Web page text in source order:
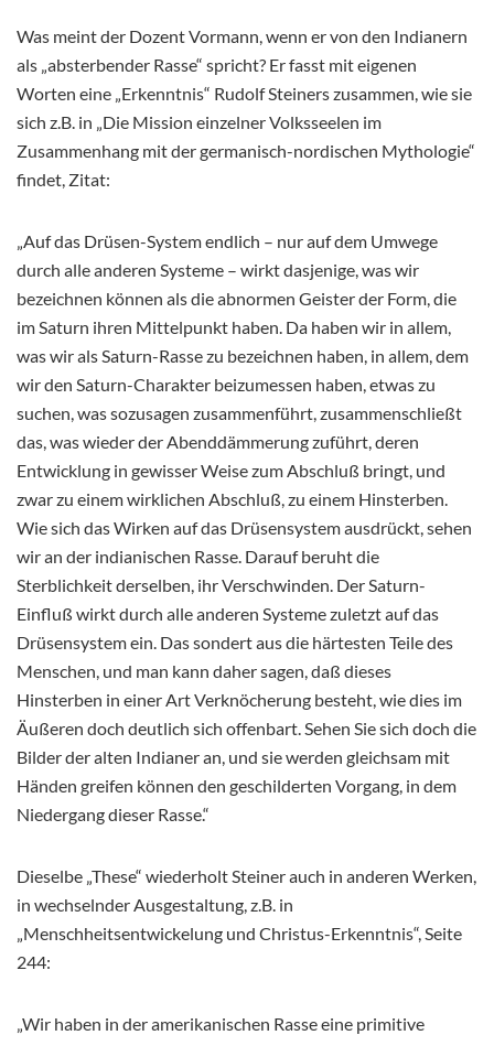
Was meint der Dozent Vormann, wenn er von den Indianern
als „absterbender Rasse“ spricht? Er fasst mit eigenen
Worten eine „Erkenntnis“ Rudolf Steiners zusammen, wie sie
sich z.B. in „Die Mission einzelner Volksseelen im
Zusammenhang mit der germanisch-nordischen Mythologie“
findet, Zitat:
„Auf das Drüsen-System endlich – nur auf dem Umwege
durch alle anderen Systeme – wirkt dasjenige, was wir
bezeichnen können als die abnormen Geister der Form, die
im Saturn ihren Mittelpunkt haben. Da haben wir in allem,
was wir als Saturn-Rasse zu bezeichnen haben, in allem, dem
wir den Saturn-Charakter beizumessen haben, etwas zu
suchen, was sozusagen zusammenführt, zusammenschließt
das, was wieder der Abenddämmerung zuführt, deren
Entwicklung in gewisser Weise zum Abschluß bringt, und
zwar zu einem wirklichen Abschluß, zu einem Hinsterben.
Wie sich das Wirken auf das Drüsensystem ausdrückt, sehen
wir an der indianischen Rasse. Darauf beruht die
Sterblichkeit derselben, ihr Verschwinden. Der Saturn-
Einfluß wirkt durch alle anderen Systeme zuletzt auf das
Drüsensystem ein. Das sondert aus die härtesten Teile des
Menschen, und man kann daher sagen, daß dieses
Hinsterben in einer Art Verknöcherung besteht, wie dies im
Äußeren doch deutlich sich offenbart. Sehen Sie sich doch die
Bilder der alten Indianer an, und sie werden gleichsam mit
Händen greifen können den geschilderten Vorgang, in dem
Niedergang dieser Rasse.“
Dieselbe „These“ wiederholt Steiner auch in anderen Werken,
in wechselnder Ausgestaltung, z.B. in
„Menschheitsentwickelung und Christus-Erkenntnis“, Seite
244:
„Wir haben in der amerikanischen Rasse eine primitive